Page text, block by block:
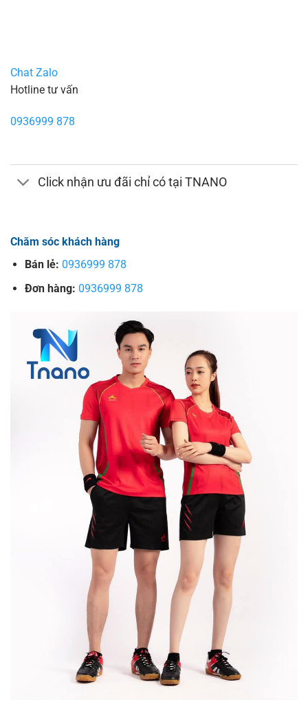
Chat Zalo
Hotline tư vấn
0936999 878
Click nhận ưu đãi chỉ có tại TNANO
Chăm sóc khách hàng
Bán lẻ: 0936999 878
Đơn hàng: 0936999 878